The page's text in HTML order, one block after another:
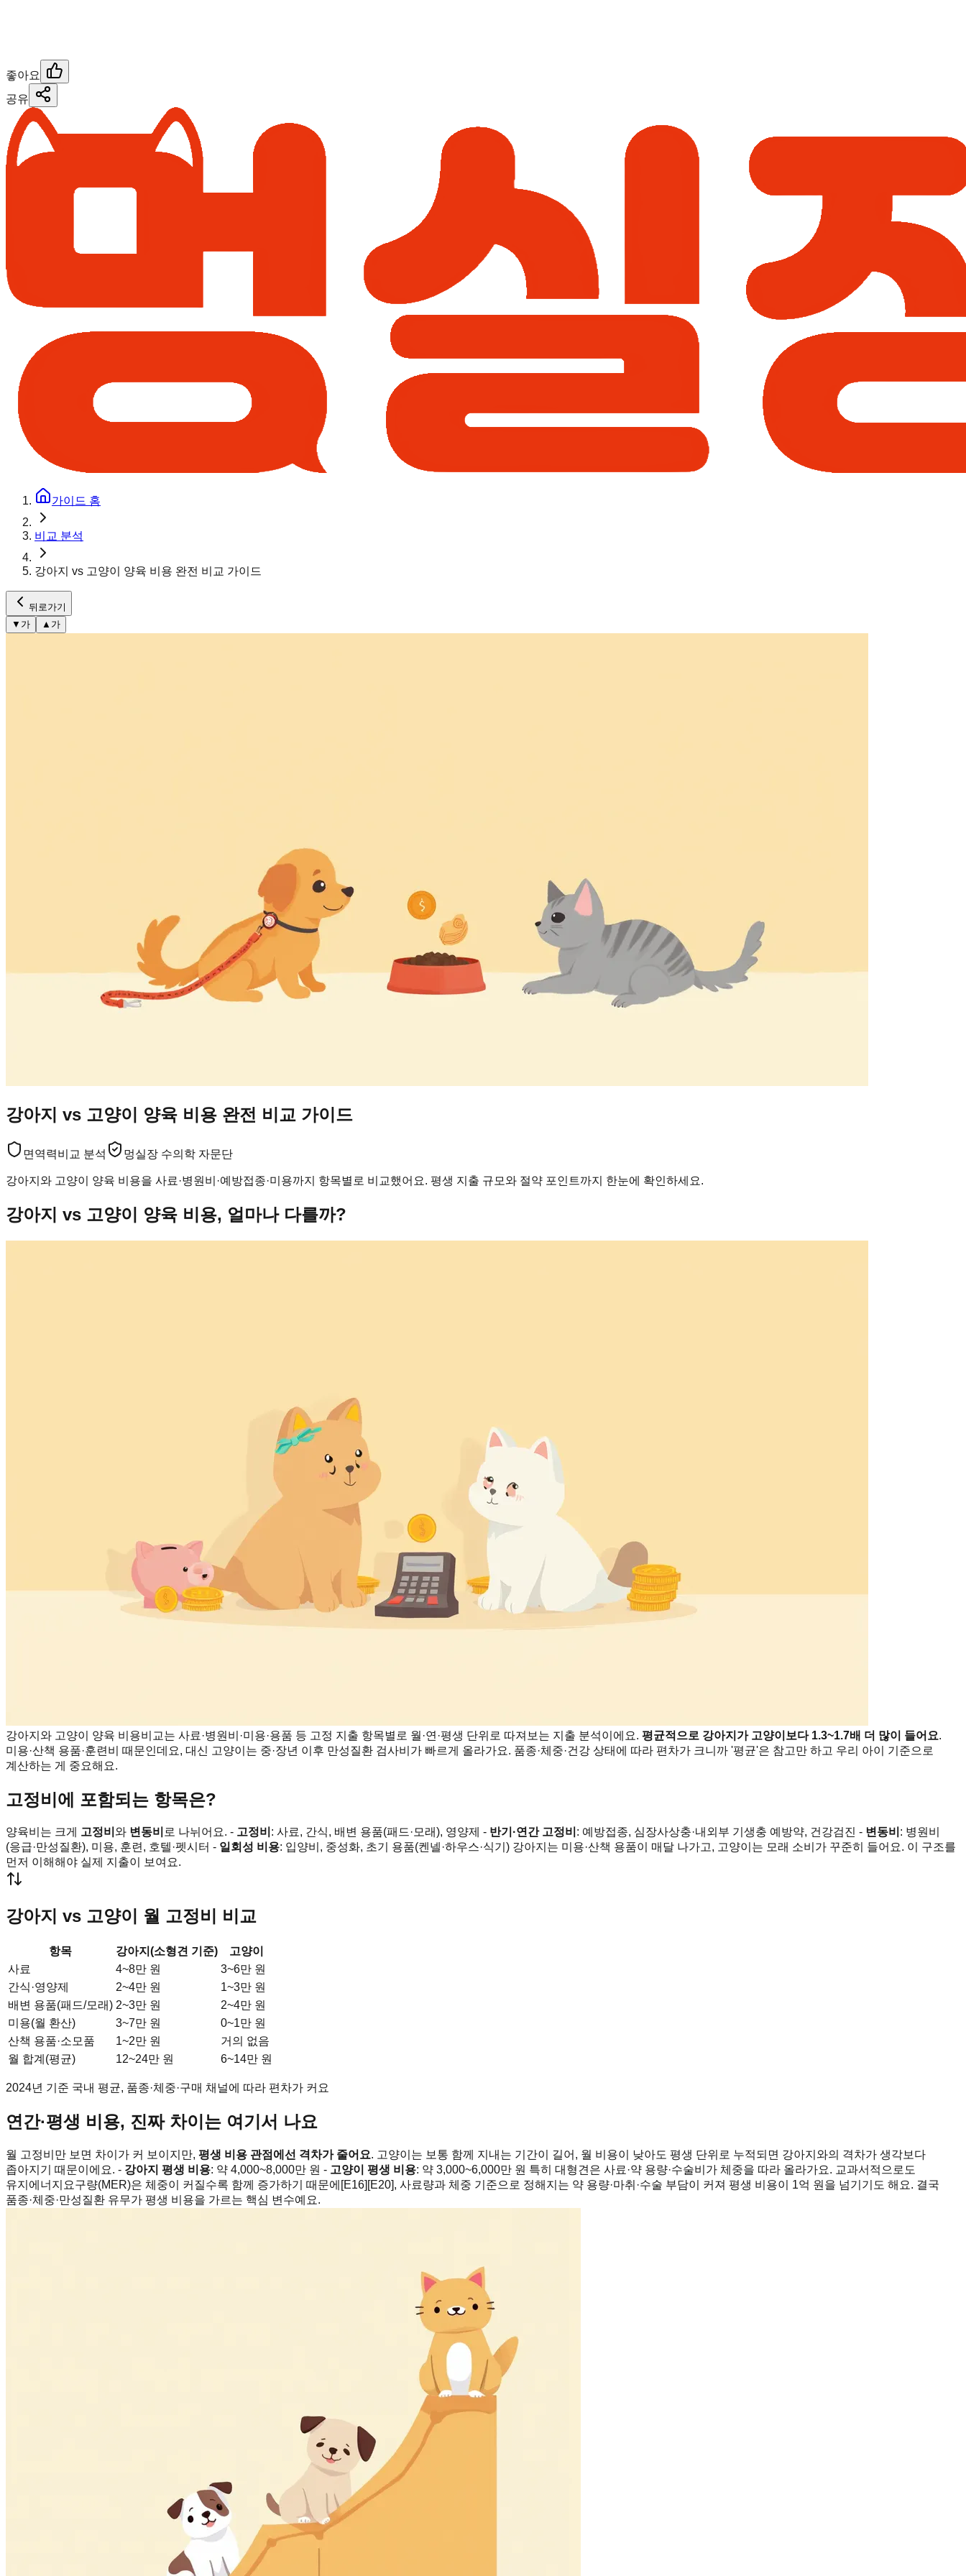
좋아요
공유
가이드 홈
비교 분석
강아지 vs 고양이 양육 비용 완전 비교 가이드
뒤로가기
▼ 가 ▲ 가
강아지 vs 고양이 양육 비용 완전 비교 가이드
면역력비교 분석 멍실장 수의학 자문단
강아지와 고양이 양육 비용을 사료·병원비·예방접종·미용까지 항목별로 비교했어요. 평생 지출 규모와 절약 포인트까지 한눈에 확인하세요.
강아지 vs 고양이 양육 비용, 얼마나 다를까?
강아지와 고양이 양육 비용비교는 사료·병원비·미용·용품 등 고정 지출 항목별로 월·연·평생 단위로 따져보는 지출 분석이에요. 평균적으로 강아지가 고양이보다 1.3~1.7배 더 많이 들어요.
미용·산책 용품·훈련비 때문인데요, 대신 고양이는 중·장년 이후 만성질환 검사비가 빠르게 올라가요. 품종·체중·건강 상태에 따라 편차가 크니까 '평균'은 참고만 하고 우리 아이 기준으로
계산하는 게 중요해요.
고정비에 포함되는 항목은?
양육비는 크게 고정비 와 변동비 로 나뉘어요. - 고정비 : 사료, 간식, 배변 용품(패드·모래), 영양제 - 반기·연간 고정비 : 예방접종, 심장사상충·내외부 기생충 예방약, 건강검진 - 변동비 : 병원비
(응급·만성질환), 미용, 훈련, 호텔·펫시터 - 일회성 비용: 입양비, 중성화, 초기 용품(켄넬·하우스·식기) 강아지는 미용·산책 용품이 매달 나가고, 고양이는 모래 소비가 꾸준히 들어요. 이 구조를
먼저 이해해야 실제 지출이 보여요.
강아지 vs 고양이 월 고정비 비교
항목 강아지(소형견 기준)
고양이
사료
4~8만 원
3~6만 원
간식·영양제
2~4만 원
1~3만 원
배변 용품(패드/모래) 2~3만 원
2~4만 원
미용(월 환산)
3~7만 원
0~1만 원
산책 용품·소모품
1~2만 원
거의 없음
월 합계(평균)
12~24만 원 6~14만 원
2024년 기준 국내 평균, 품종·체중·구매 채널에 따라 편차가 커요
연간·평생 비용, 진짜 차이는 여기서 나요
월 고정비만 보면 차이가 커 보이지만, 평생 비용 관점에선 격차가 줄어요. 고양이는 보통 함께 지내는 기간이 길어, 월 비용이 낮아도 평생 단위로 누적되면 강아지와의 격차가 생각보다
좁아지기 때문이에요. - 강아지 평생 비용: 약 4,000~8,000만 원 - 고양이 평생 비용: 약 3,000~6,000만 원 특히 대형견은 사료·약 용량·수술비가 체중을 따라 올라가요. 교과서적으로도
유지에너지요구량(MER)은 체중이 커질수록 함께 증가하기 때문에[E16][E20], 사료량과 체중 기준으로 정해지는 약 용량·마취·수술 부담이 커져 평생 비용이 1억 원을 넘기기도 해요. 결국
품종·체중·만성질환 유무가 평생 비용을 가르는 핵심 변수예요.